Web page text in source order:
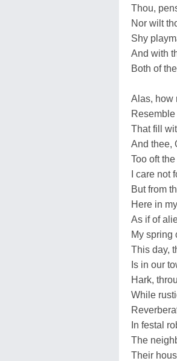
Thou,
Nor wilt
Shy
And with
Both of
Alas, how
That fill
And thee,
Too oft
I care not
But from
Here in
As if of
My spring
This day,
Is in our
Hark,
While
In festal
The
Their